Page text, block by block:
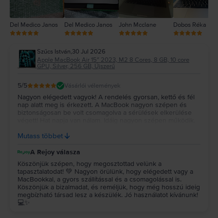
Del Medico Janos Del Medico Janos John Mcclane Dobos Réka
Szűcs István,30 Jul 2026
Apple MacBook Air 15″ 2023, M2 8 Cores, 8 GB, 10 core
GPU, Silver, 256 GB, Újszerű
5/5 Vásárlói vélemények
Nagyon elégedett vagyok! A rendelés gyorsan, kettő és fél
nap alatt meg is érkezett. A MacBook nagyon szépen és
biztonságosan be volt csomagolva a sérülések elkerülése
Remélem még nagyon sokáig jól fog működni! Köszönöm!!!
Mutass többet
A Rejoy válasza
Köszönjük szépen, hogy megosztottad velünk a
tapasztalatodat! 💚 Nagyon örülünk, hogy elégedett vagy a
MacBookkal, a gyors szállítással és a csomagolással is.
Köszönjük a bizalmadat, és reméljük, hogy még hosszú ideig
megbízható társad lesz a készülék. Jó használatot kívánunk!
💻✨